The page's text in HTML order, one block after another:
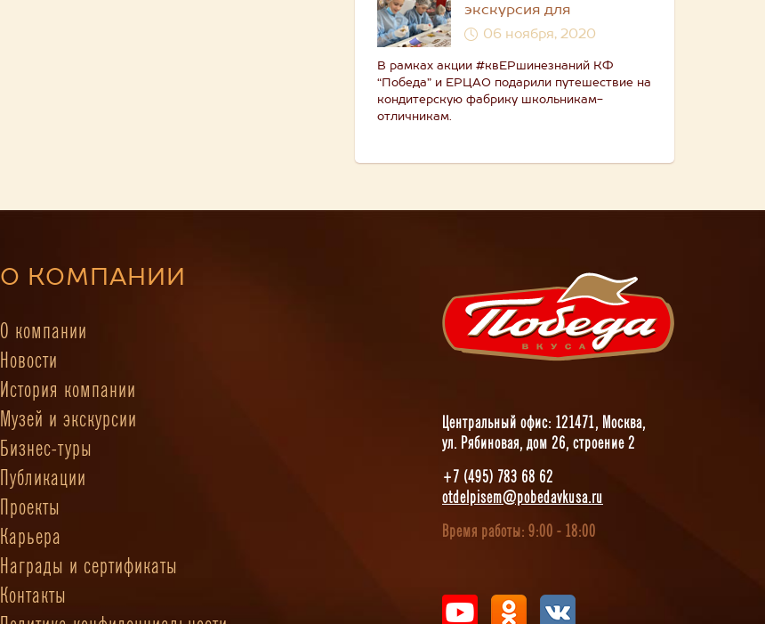
экскурсия для
школьников от КФ
06 ноября, 2020
В рамках акции #квЕРшинезнаний КФ
“Победа” и ЕРЦАО подарили путешествие на
кондитерскую фабрику школьникам-
отличникам.
О КОМПАНИИ
О компании
Новости
История компании
Музей и экскурсии
Бизнес-туры
Публикации
Проекты
Карьера
Награды и сертификаты
Контакты
Центральный офис: 121471, Москва,
ул. Рябиновая, дом 26, строение 2
+7 (495) 783 68 62
otdelpisem@pobedavkusa.ru
Время работы: 9:00 - 18:00